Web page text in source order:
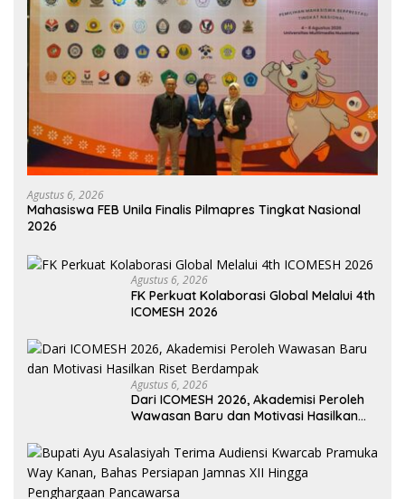
Agustus 6, 2026
Mahasiswa FEB Unila Finalis Pilmapres Tingkat Nasional
2026
Agustus 6, 2026
FK Perkuat Kolaborasi Global Melalui 4th
ICOMESH 2026
Agustus 6, 2026
Dari ICOMESH 2026, Akademisi Peroleh
Wawasan Baru dan Motivasi Hasilkan